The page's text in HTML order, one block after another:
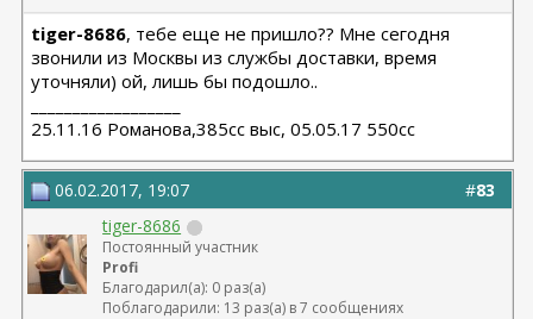
tiger-8686, тебе еще не пришло?? Мне сегодня
звонили из Москвы из службы доставки, время
уточняли) ой, лишь бы подошло..
25.11.16 Романова,385сс выс, 05.05.17 550сс
#83
06.02.2017, 19:07
tiger-8686
Постоянный участник
Profi
Благодарил(а): 0 раз(а)
Поблагодарили: 13 раз(а) в 7 сообщениях